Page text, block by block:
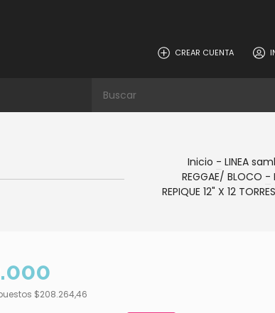
CREAR CUENTA
Inicio - LINEA
REGGAE/ BLOCO -
REPIQUE 12" X 12
$208.264,46